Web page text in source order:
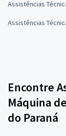
Assistências
Assistências
Encontre
Máquina
do Paraná